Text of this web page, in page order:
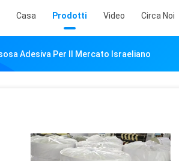
Casa Prodotti Video Circa Noi
Adesiva Per Il Mercato Israeliano